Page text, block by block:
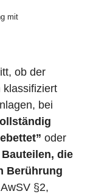
mit
ob der
klassifiziert
bei
oder
die
Berührung
§2,